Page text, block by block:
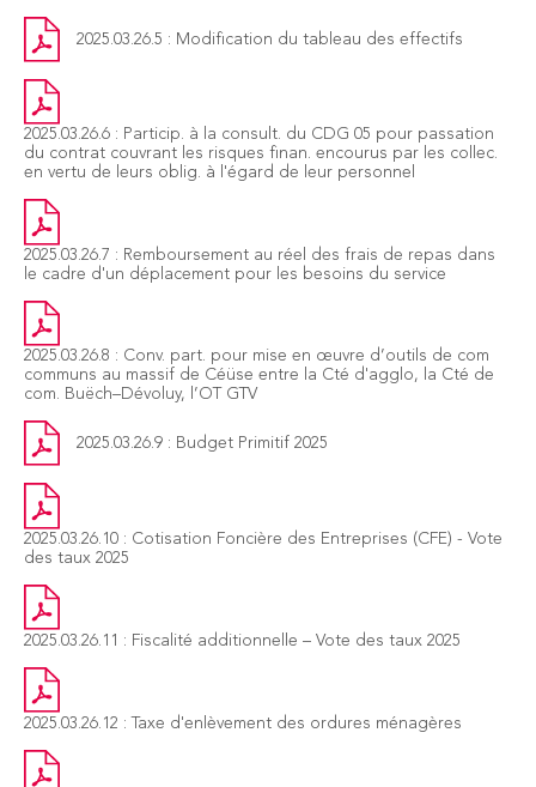
2025.03.26.5 : Modification du tableau des effectifs
2025.03.26.6 : Particip. à la consult. du CDG 05 pour passation
du contrat couvrant les risques finan. encourus par les collec.
en vertu de leurs oblig. à l'égard de leur personnel
2025.03.26.7 : Remboursement au réel des frais de repas dans
le cadre d'un déplacement pour les besoins du service
2025.03.26.8 : Conv. part. pour mise en œuvre d’outils de com
communs au massif de Céüse entre la Cté d'agglo, la Cté de
com. Buëch–Dévoluy, l’OT GTV
2025.03.26.9 : Budget Primitif 2025
2025.03.26.10 : Cotisation Foncière des Entreprises (CFE) - Vote
des taux 2025
2025.03.26.11 : Fiscalité additionnelle – Vote des taux 2025
2025.03.26.12 : Taxe d'enlèvement des ordures ménagères